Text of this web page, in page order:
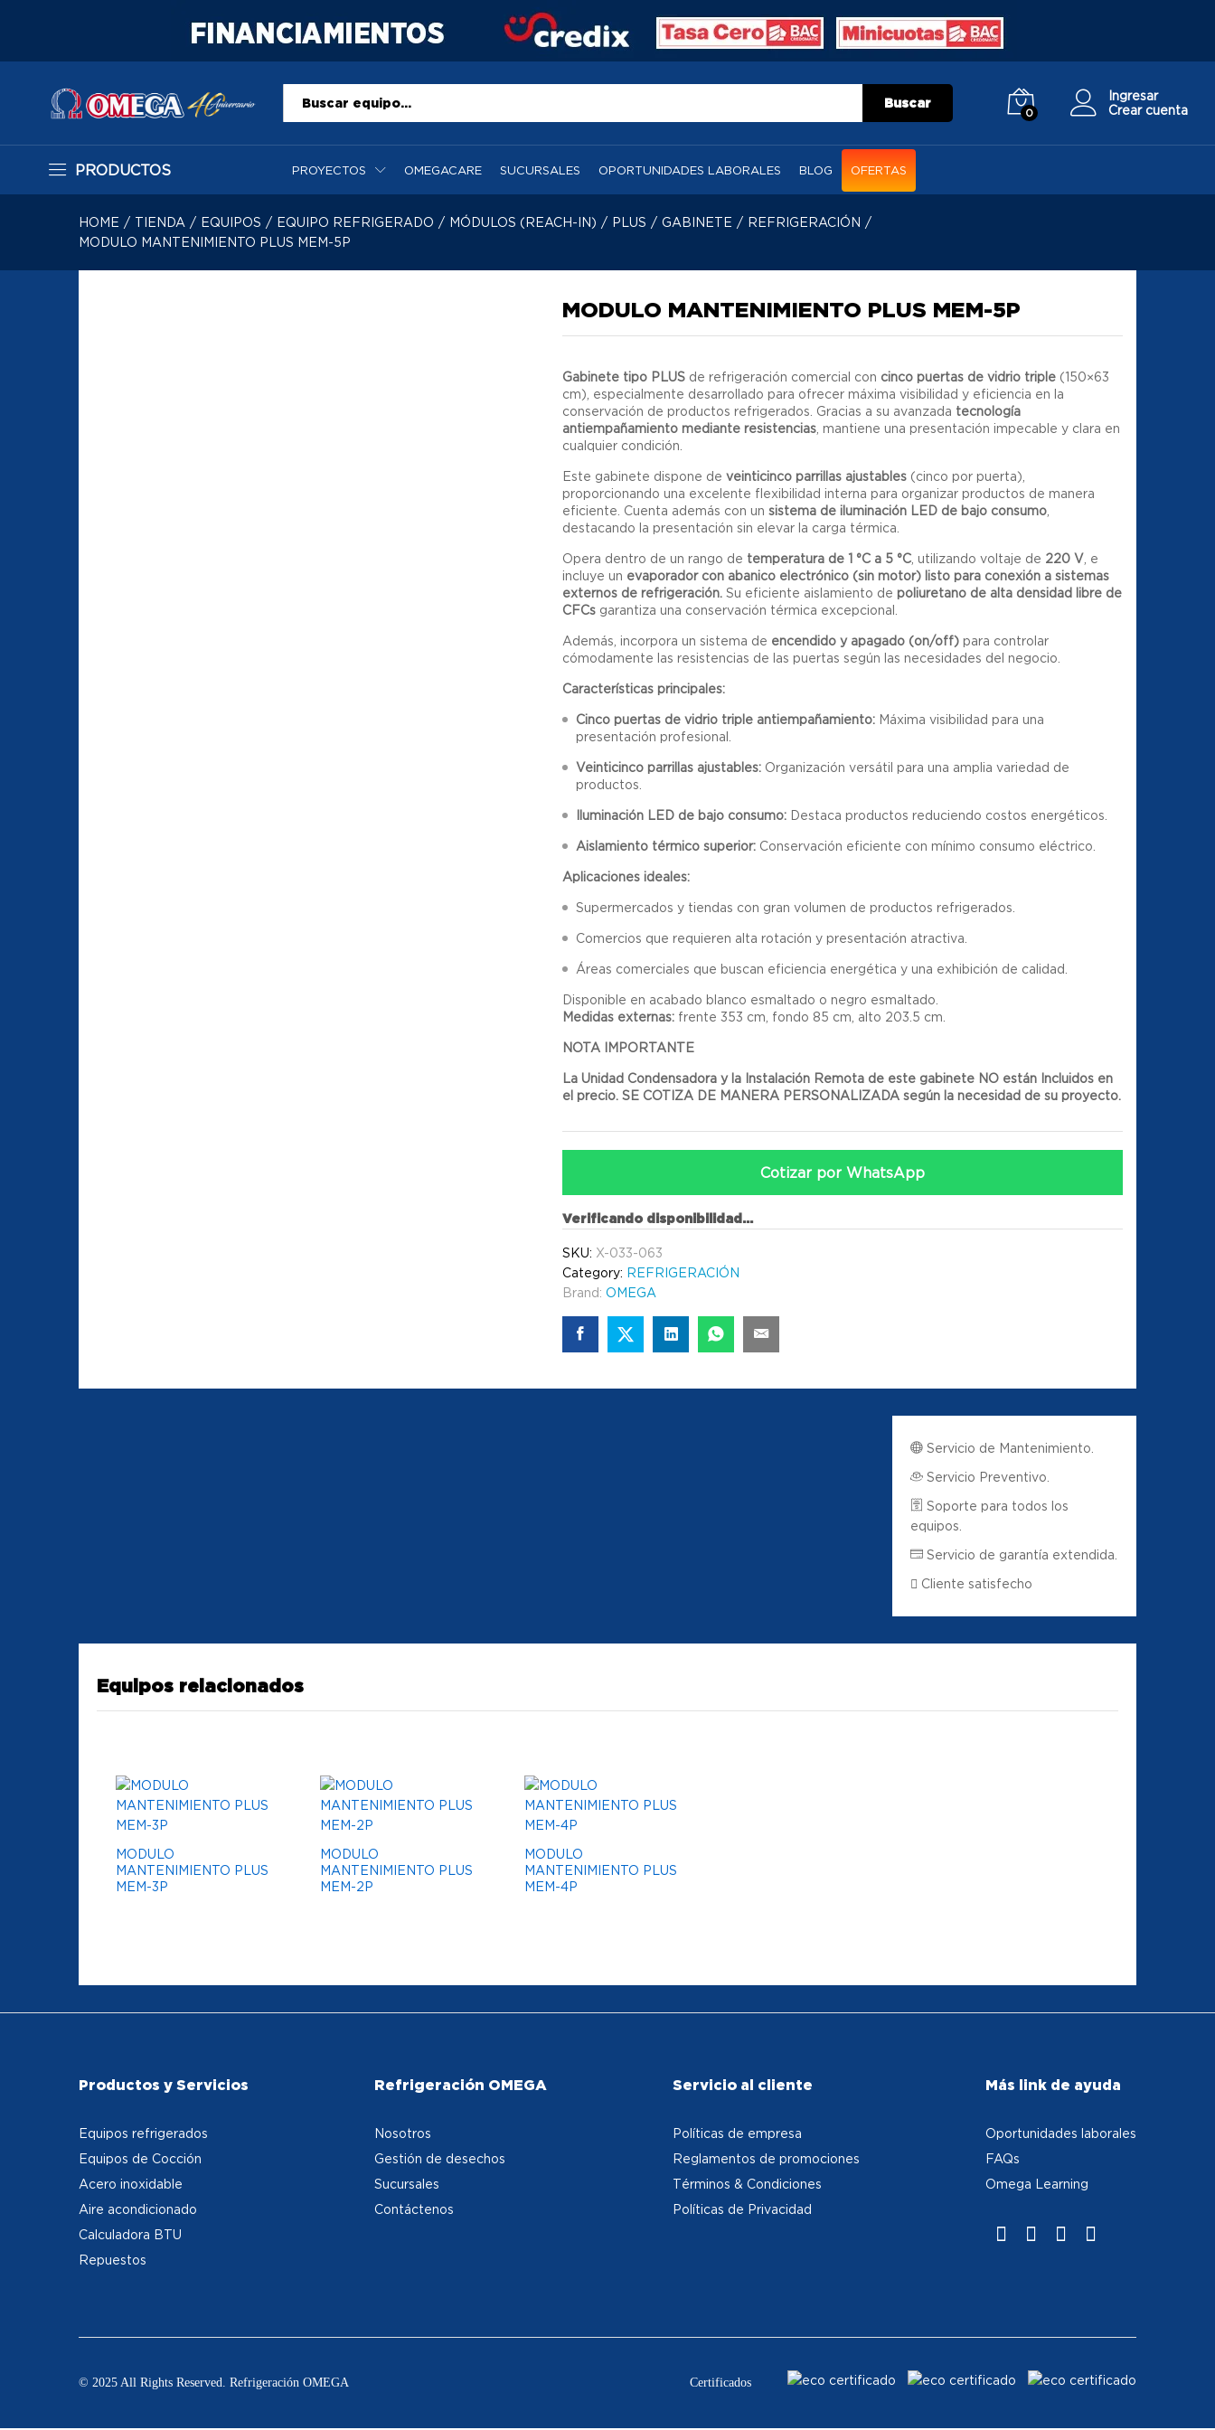
Todo Buscar
0
Ingresar
Crear cuenta
PRODUCTOS PROYECTOS OMEGACARE SUCURSALES OPORTUNIDADES LABORALES BLOG OFERTAS
HOME / TIENDA / EQUIPOS / EQUIPO REFRIGERADO / MÓDULOS (REACH-IN) / PLUS / GABINETE / REFRIGERACIÓN /
MODULO MANTENIMIENTO PLUS MEM-5P
MODULO MANTENIMIENTO PLUS MEM-5P
Gabinete tipo PLUS de refrigeración comercial con cinco puertas de vidrio triple (150×63
cm), especialmente desarrollado para ofrecer máxima visibilidad y eficiencia en la
conservación de productos refrigerados. Gracias a su avanzada tecnología
antiempañamiento mediante resistencias , mantiene una presentación impecable y clara en
cualquier condición.
Este gabinete dispone deveinticinco parrillas ajustables (cinco por puerta),
proporcionando una excelente flexibilidad interna para organizar productos de manera
eficiente. Cuenta además con unsistema de iluminación LED de bajo consumo
destacando la presentación sin elevar la carga térmica.
Opera dentro de un rango de temperatura de 1 °C a 5 °C , utilizando voltaje de 220 V , e
incluye un evaporador con abanico electrónico (sin motor) listo para conexión a sistemas
externos de refrigeración. Su eficiente aislamiento de poliuretano de alta densidad libre de
CFCs garantiza una conservación térmica excepcional.
Además, incorpora un sistema de encendido y apagado (on/off) para controlar
cómodamente las resistencias de las puertas según las necesidades del negocio.
Características principales:
Cinco puertas de vidrio triple antiempañamiento: Máxima visibilidad para una
presentación profesional.
Veinticinco parrillas ajustables: Organización versátil para una amplia variedad de
productos.
Iluminación LED de bajo consumo: Destaca productos reduciendo costos energéticos.
Aislamiento térmico superior: Conservación eficiente con mínimo consumo eléctrico.
Aplicaciones ideales:
Supermercados y tiendas con gran volumen de productos refrigerados.
Comercios que requieren alta rotación y presentación atractiva.
Áreas comerciales que buscan eficiencia energética y una exhibición de calidad.
Disponible en acabado blanco esmaltado o negro esmaltado.
Medidas externas: frente 353 cm, fondo 85 cm, alto 203.5 cm.
NOTA IMPORTANTE
La Unidad Condensadora y la Instalación Remota de este gabinete NO están Incluidos en
el precio. SE COTIZA DE MANERA PERSONALIZADA según la necesidad de su proyecto.
Cotizar por WhatsApp
Verificando disponibilidad...
SKU: X-033-063
Category: REFRIGERACIÓN
Brand:OMEGA
Servicio de Mantenimiento.
Servicio Preventivo.
Soporte para todos los
equipos.
Servicio de garantía extendida.
Cliente satisfecho
Equipos relacionados
MODULO
MANTENIMIENTO PLUS
MEM-3P
MODULO
MANTENIMIENTO PLUS
MEM-2P
MODULO
MANTENIMIENTO PLUS
MEM-4P
Productos y Servicios
Equipos refrigerados
Equipos de Cocción
Acero inoxidable
Aire acondicionado
Calculadora BTU
Repuestos
Refrigeración OMEGA
Nosotros
Gestión de desechos
Sucursales
Contáctenos
Servicio al cliente
Políticas de empresa
Reglamentos de promociones
Términos & Condiciones
Políticas de Privacidad
Más link de ayuda
Oportunidades laborales
FAQs
Omega Learning
© 2025 All Rights Reserved. Refrigeración OMEGA Certificados